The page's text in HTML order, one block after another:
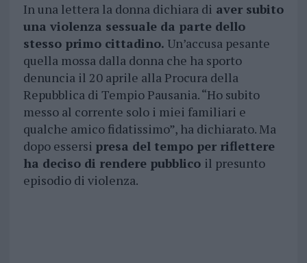
In una lettera la donna dichiara di aver subito
una violenza sessuale da parte dello
stesso primo cittadino. Un’accusa pesante
quella mossa dalla donna che ha sporto
denuncia il 20 aprile alla Procura della
Repubblica di Tempio Pausania. “Ho subito
messo al corrente solo i miei familiari e
qualche amico fidatissimo”, ha dichiarato. Ma
dopo essersi presa del tempo per riflettere
ha deciso di rendere pubblico il presunto
episodio di violenza.